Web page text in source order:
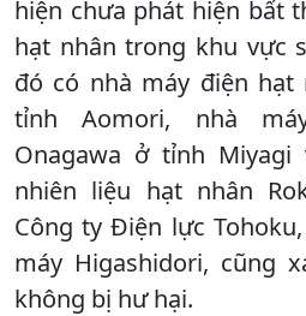
hiện chưa phát hiện bất
hạt nhân trong khu vực
đó có nhà máy điện hạt
tỉnh Aomori, nhà
Onagawa ở tỉnh
nhiên liệu hạt nhân
Công ty Điện lực
máy Higashidori, cũng
không bị hư hại.